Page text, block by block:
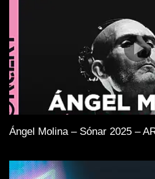
Ángel Molina – Sónar 2025 –